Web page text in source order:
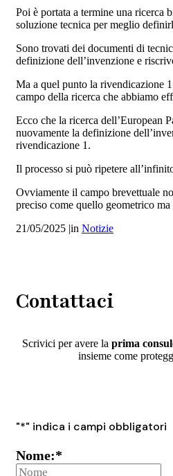
Poi è portata a termine una ricerca
soluzione tecnica per meglio
Sono trovati dei documenti di
definizione dell’invenzione e
Ma a quel punto la rivendicazione
campo della ricerca che abbiamo
Ecco che la ricerca dell’European
nuovamente la definizione
rivendicazione 1.
Il processo si può ripetere
Ovviamente il campo brevettuale
preciso come quello geometrico ma
21/05/2025 |in Notizie
Contattaci
Scrivici per avere la prima
insieme come
"*" indica i campi obbligatori
Nome:*